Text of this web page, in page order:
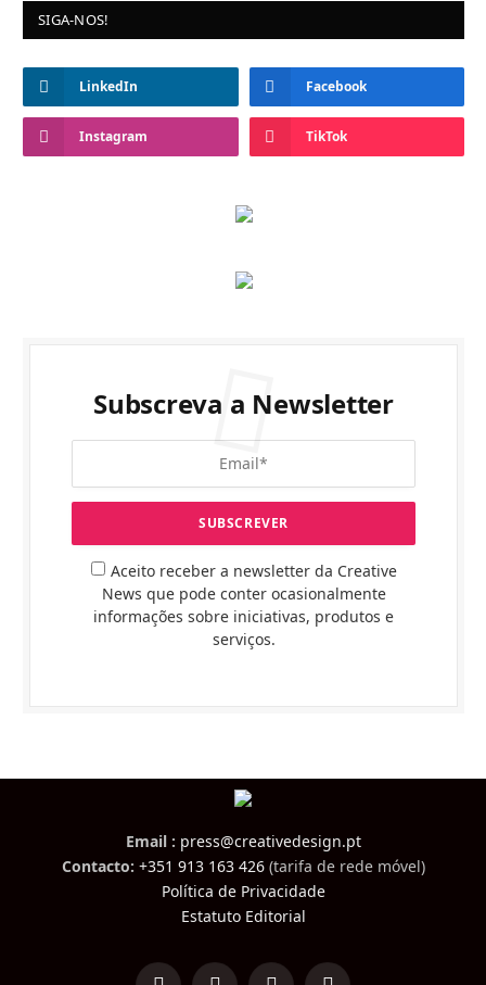
SIGA-NOS!
LinkedIn Facebook
Instagram TikTok
Subscreva a Newsletter
Aceito receber a newsletter da Creative
News que pode conter ocasionalmente
informações sobre iniciativas, produtos e
serviços.
Email : press@creativedesign.pt
Contacto: +351 913 163 426(tarifa de rede móvel)
Política de Privacidade
Estatuto Editorial